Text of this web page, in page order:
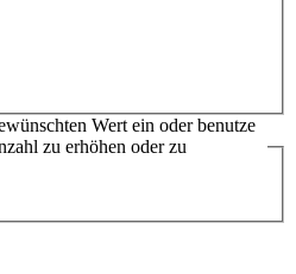
Wert ein oder benutze
zu erhöhen oder zu